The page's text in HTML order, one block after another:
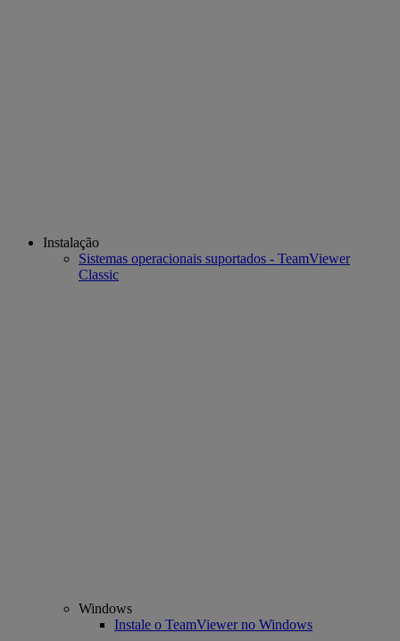
Instalação
Sistemas operacionais suportados - TeamViewer
Classic
Windows
Instale o TeamViewer no Windows